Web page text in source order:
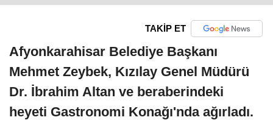
TAKİP ET
Afyonkarahisar Belediye Başkanı
Mehmet Zeybek, Kızılay Genel Müdürü
Dr. İbrahim Altan ve beraberindeki
heyeti Gastronomi Konağı'nda ağırladı.